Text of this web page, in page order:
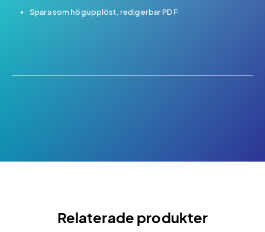
Spara som högupplöst, redigerbar PDF
Relaterade produkter